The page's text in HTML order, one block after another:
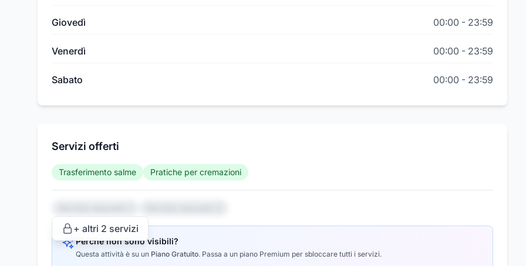
Giovedì 00:00 - 23:59
Venerdì 00:00 - 23:59
Sabato 00:00 - 23:59
Servizi offerti
Trasferimento salme Pratiche per cremazioni
+ altri 2 servizi
Perché non sono visibili?
Questa attività è su un Piano Gratuito. Passa a un piano Premium per sbloccare tutti i servizi.